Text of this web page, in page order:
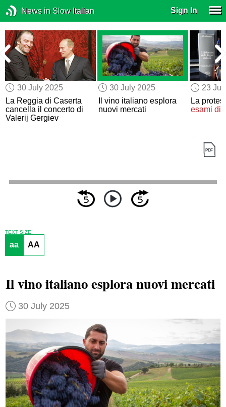
News in Slow Italian Sign In
30 July 2025
La Reggia di Caserta
cancella il concerto di
Valerij Gergiev
30 July 2025
Il vino italiano esplora
nuovi mercati
23
La
esami di
TEXT SIZE
aa AA
Il vino italiano esplora nuovi mercati
30 July 2025